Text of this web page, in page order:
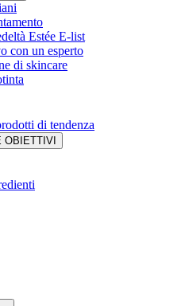
Estée E-list
con un esperto
di skincare
di tendenza
OBIETTIVI